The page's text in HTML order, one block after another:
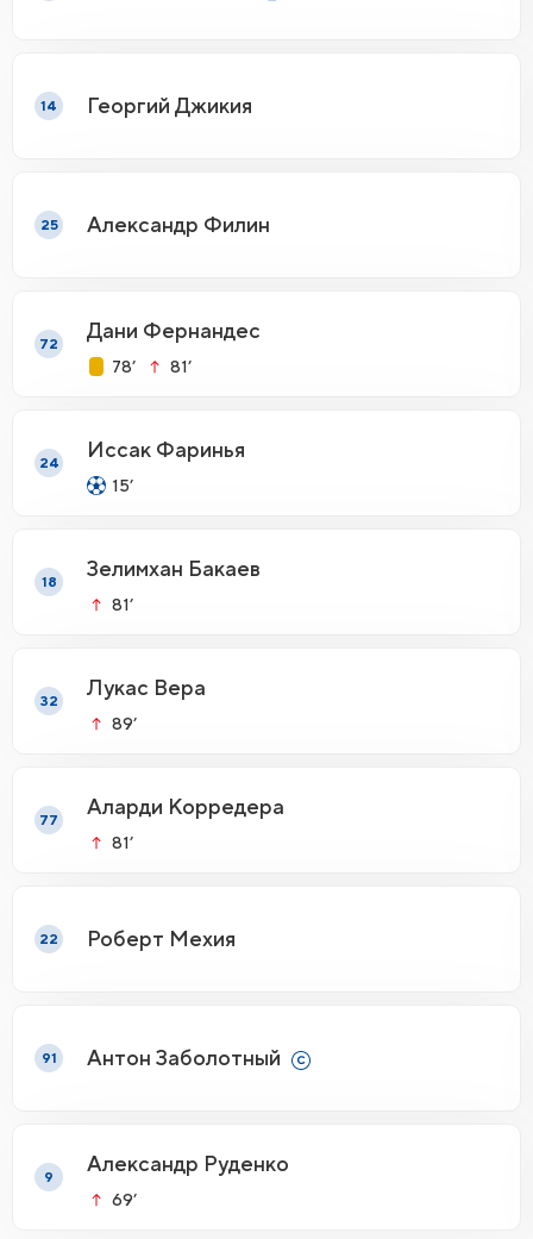
14 Георгий Джикия
25 Александр Филин
72
Дани Фернандес
78’ 81’
24
Иссак Фаринья
15’
18
Зелимхан Бакаев
81’
32
Лукас Вера
89’
77
Аларди Корредера
81’
22 Роберт Мехия
91 Антон Заболотный
9
Александр Руденко
69’